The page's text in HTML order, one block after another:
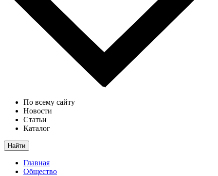
По всему сайту
Новости
Статьи
Каталог
Найти
Главная
Общество